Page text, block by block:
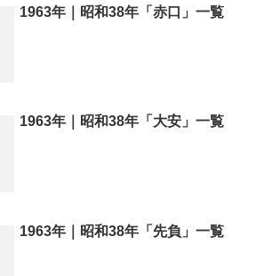
1963年｜昭和38年「赤口」一覧
1963年｜昭和38年「大安」一覧
1963年｜昭和38年「先負」一覧